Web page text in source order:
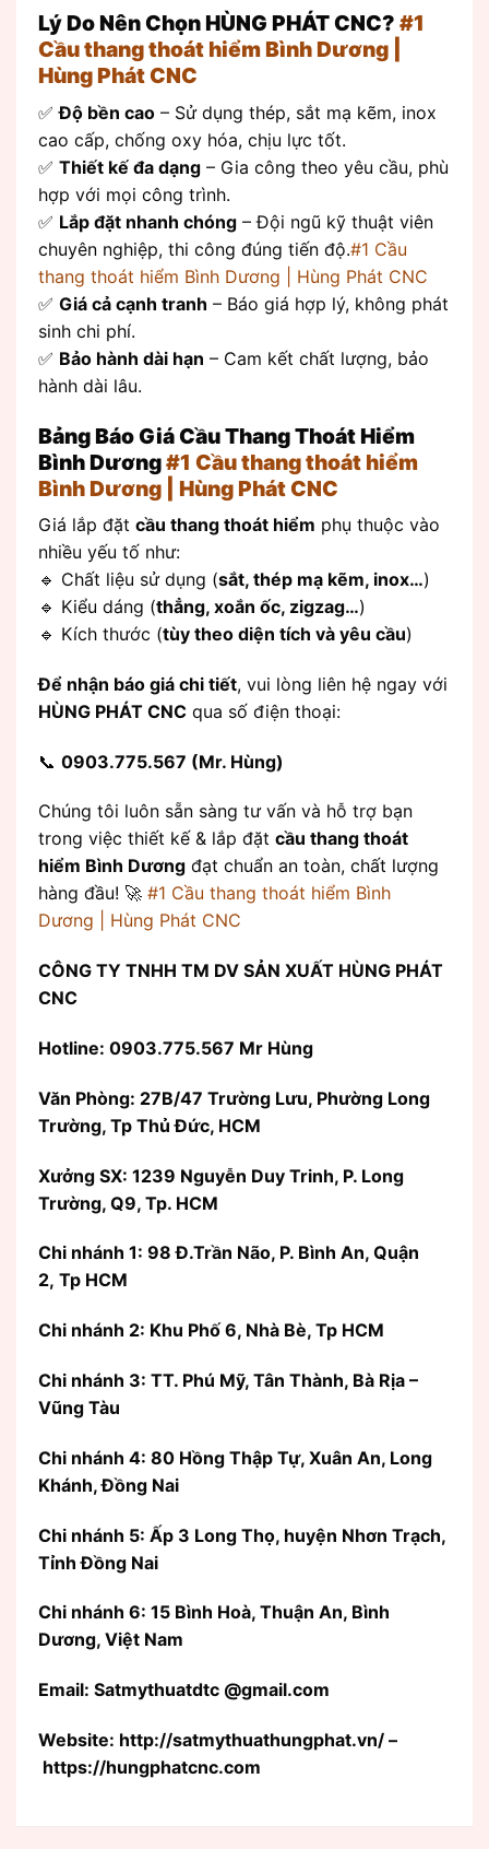
Lý Do Nên Chọn HÙNG PHÁT CNC? #1
Cầu thang thoát hiểm Bình Dương |
Hùng Phát CNC
✅Độ bền cao – Sử dụng thép, sắt mạ kẽm, inox
cao cấp, chống oxy hóa, chịu lực tốt.
✅ Thiết kế đa dạng – Gia công theo yêu cầu, phù
hợp với mọi công trình.
✅ Lắp đặt nhanh chóng – Đội ngũ kỹ thuật viên
chuyên nghiệp, thi công đúng tiến độ.#1 Cầu
thang thoát hiểm Bình Dương | Hùng Phát CNC
✅ Giá cả cạnh tranh – Báo giá hợp lý, không phát
sinh chi phí.
✅ Bảo hành dài hạn – Cam kết chất lượng, bảo
hành dài lâu.
Bảng Báo Giá Cầu Thang Thoát Hiểm
Bình Dương#1 Cầu thang thoát hiểm
Bình Dương | Hùng Phát CNC
Giá lắp đặt cầu thang thoát hiểm phụ thuộc vào
nhiều yếu tố như:
🔹 Chất liệu sử dụng (sắt, thép mạ kẽm, inox…)
🔹 Kiểu dáng (thẳng, xoắn ốc, zigzag…)
🔹 Kích thước (tùy theo diện tích và yêu cầu)
Để nhận báo giá chi tiết, vui lòng liên hệ ngay với
HÙNG PHÁT CNC qua số điện thoại:
📞 0903.775.567 (Mr. Hùng)
Chúng tôi luôn sẵn sàng tư vấn và hỗ trợ bạn
trong việc thiết kế & lắp đặt cầu thang thoát
hiểm Bình Dương đạt chuẩn an toàn, chất lượng
hàng đầu! 🚀 #1 Cầu thang thoát hiểm Bình
Dương | Hùng Phát CNC
CÔNG TY TNHH TM DV SẢN XUẤT HÙNG PHÁT
CNC
Hotline: 0903.775.567 Mr Hùng
Văn Phòng: 27B/47 Trường Lưu, Phường Long
Trường, Tp Thủ Đức, HCM
Xưởng SX: 1239 Nguyễn Duy Trinh, P. Long
Trường, Q9, Tp. HCM
Chi nhánh 1: 98 Đ.Trần Não, P. Bình An, Quận
2, Tp HCM
Chi nhánh 2: Khu Phố 6, Nhà Bè, Tp HCM
Chi nhánh 3: TT. Phú Mỹ, Tân Thành, Bà Rịa –
Vũng Tàu
Chi nhánh 4: 80 Hồng Thập Tự, Xuân An, Long
Khánh, Đồng Nai
Chi nhánh 5: Ấp 3 Long Thọ, huyện Nhơn Trạch,
Tỉnh Đồng Nai
Chi nhánh 6: 15 Bình Hoà, Thuận An, Bình
Dương, Việt Nam
Email: Satmythuatdtc @gmail.com
Website: http://satmythuathungphat.vn/ –
https://hungphatcnc.com